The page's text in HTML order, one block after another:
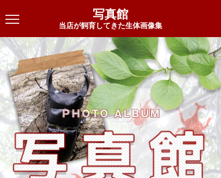
写真館
当店が飼育してきた生体画像集